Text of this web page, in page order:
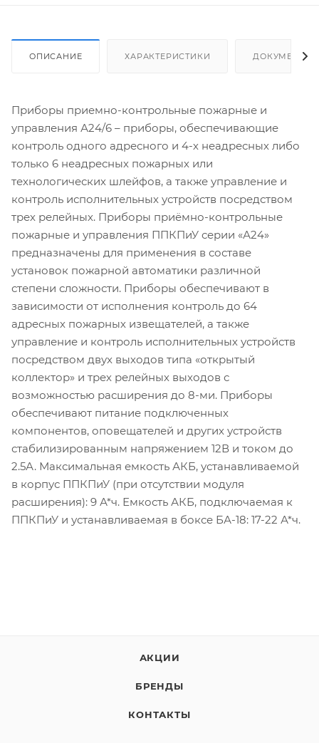
ОПИСАНИЕ ХАРАКТЕРИСТИКИ ДОКУМЕНТЫ
Приборы приемно-контрольные пожарные и
управления А24/6 – приборы, обеспечивающие
контроль одного адресного и 4-х неадресных либо
только 6 неадресных пожарных или
технологических шлейфов, а также управление и
контроль исполнительных устройств посредством
трех релейных. Приборы приёмно-контрольные
пожарные и управления ППКПиУ серии «А24»
предназначены для применения в составе
установок пожарной автоматики различной
степени сложности. Приборы обеспечивают в
зависимости от исполнения контроль до 64
адресных пожарных извещателей, а также
управление и контроль исполнительных устройств
посредством двух выходов типа «открытый
коллектор» и трех релейных выходов с
возможностью расширения до 8-ми. Приборы
обеспечивают питание подключенных
компонентов, оповещателей и других устройств
стабилизированным напряжением 12В и током до
2.5А. Максимальная емкость АКБ, устанавливаемой
в корпус ППКПиУ (при отсутствии модуля
расширения): 9 А*ч. Емкость АКБ, подключаемая к
ППКПиУ и устанавливаемая в боксе БА-18: 17-22 А*ч.
АКЦИИ
БРЕНДЫ
КОНТАКТЫ